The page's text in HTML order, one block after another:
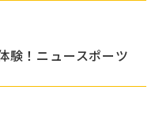
験！ニュースポーツ